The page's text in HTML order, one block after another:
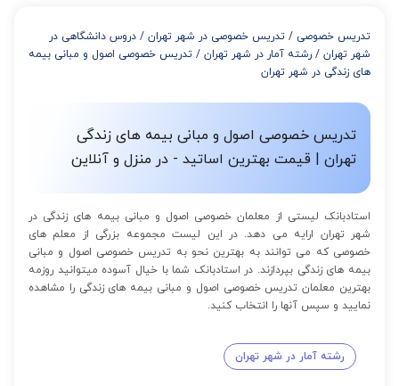
از 12 تا 15 جلسه: 7% تخفیف
از 16 تا 100 جلسه: 9% تخفیف
تدریس خصوصی / تدریس خصوصی در شهر تهران / دروس دانشگاهی در
شهر تهران / رشته آمار در شهر تهران / تدریس خصوصی اصول و مبانی بیمه
های زندگی در شهر تهران
تدریس خصوصی اصول و مبانی بیمه های زندگی
تهران | قیمت بهترین اساتید - در منزل و آنلاین
استادبانک لیستی از معلمان خصوصی اصول و مبانی بیمه های زندگی در
شهر تهران ارایه می دهد. در این لیست مجموعه بزرگی از معلم های
خصوصی که می توانند به بهترین نحو به تدریس خصوصی اصول و مبانی
بیمه های زندگی بپردازند. در استادبانک شما با خیال آسوده میتوانید روزمه
بهترین معلمان تدریس خصوصی اصول و مبانی بیمه های زندگی را مشاهده
نمایید و سپس آنها را انتخاب کنید.
رشته آمار در شهر تهران